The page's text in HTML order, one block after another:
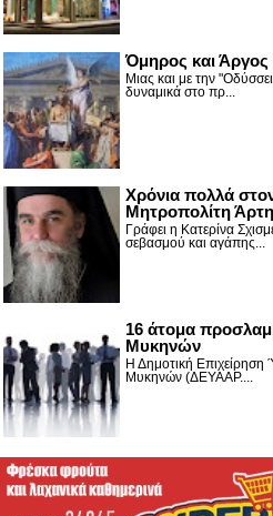
Όμηρος και Άργος
Μιας και με την
δυναμικά στο πρ...
Χρόνια πολλά
Μητροπολίτη
Γράφει η Κατερίνα
σεβασμού και αγάπης...
16 άτομα
Μυκηνών
Η Δημοτική
Μυκηνών (ΔΕΥΑΑΡ....